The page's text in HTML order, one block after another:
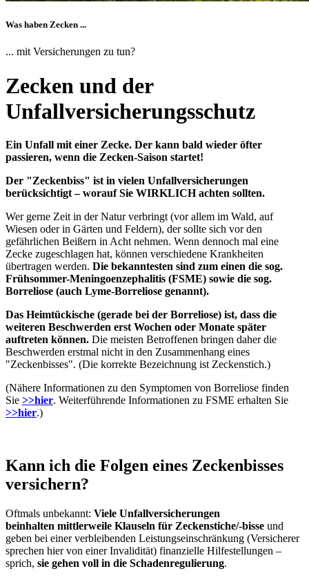
Was haben Zecken ...
... mit Versicherungen zu tun?
Zecken und der
Unfallversicherungsschutz
Ein Unfall mit einer Zecke. Der kann bald wieder öfter
passieren, wenn die Zecken-Saison startet!
Der "Zeckenbiss" ist in vielen Unfallversicherungen
berücksichtigt – worauf Sie WIRKLICH achten sollten.
Wer gerne Zeit in der Natur verbringt (vor allem im Wald, auf
Wiesen oder in Gärten und Feldern), der sollte sich vor den
gefährlichen Beißern in Acht nehmen. Wenn dennoch mal eine
Zecke zugeschlagen hat, können verschiedene Krankheiten
übertragen werden. Die bekanntesten sind zum einen die sog.
Frühsommer-Meningoenzephalitis (FSME) sowie die sog.
Borreliose (auch Lyme-Borreliose genannt).
Das Heimtückische (gerade bei der Borreliose) ist, dass die
weiteren Beschwerden erst Wochen oder Monate später
auftreten können. Die meisten Betroffenen bringen daher die
Beschwerden erstmal nicht in den Zusammenhang eines
"Zeckenbisses". (Die korrekte Bezeichnung ist Zeckenstich.)
(Nähere Informationen zu den Symptomen von Borreliose finden
Sie >>hier. Weiterführende Informationen zu FSME erhalten Sie
>>hier.)
Kann ich die Folgen eines Zeckenbisses
versichern?
Oftmals unbekannt: Viele Unfallversicherungen
beinhalten mittlerweile Klauseln für Zeckenstiche/-bisse und
geben bei einer verbleibenden Leistungseinschränkung (Versicherer
sprechen hier von einer Invalidität) finanzielle Hilfestellungen –
sprich, sie gehen voll in die Schadenregulierung.